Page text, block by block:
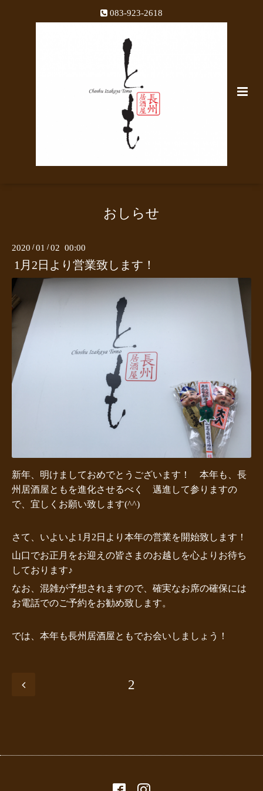
083-923-2618
おしらせ
2020 /01 /02 00:00
1月2日より営業致します！
新年、明けましておめでとうございます！ 本年も、長
州居酒屋ともを進化させるべく 邁進して参りますの
で、宜しくお願い致します(^^)
さて、いよいよ1月2日より本年の営業を開始致します！
山口でお正月をお迎えの皆さまのお越しを心よりお待ち
しております♪
なお、混雑が予想されますので、確実なお席の確保には
お電話でのご予約をお勧め致します。
では、本年も長州居酒屋ともでお会いしましょう！
2